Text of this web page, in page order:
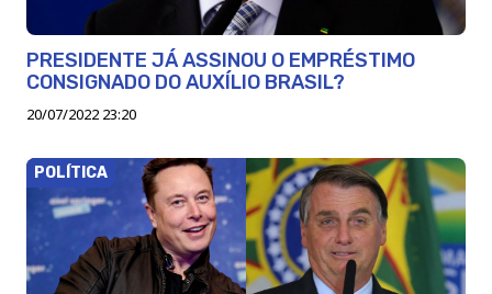
PRESIDENTE JÁ ASSINOU O EMPRÉSTIMO
CONSIGNADO DO AUXÍLIO BRASIL?
20/07/2022 23:20
POLÍTICA